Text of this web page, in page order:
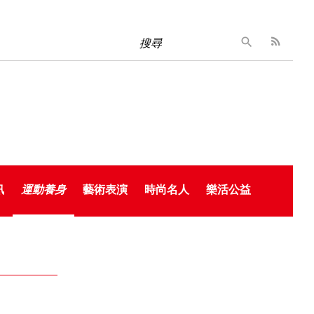
搜尋
運動養身 藝術表演 時尚名人 樂活公益